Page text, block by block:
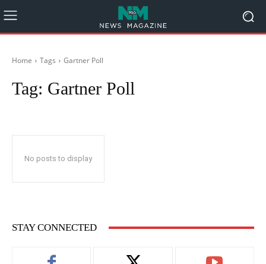
Home Tags Gartner Poll
Tag: Gartner Poll
No posts to display
STAY CONNECTED